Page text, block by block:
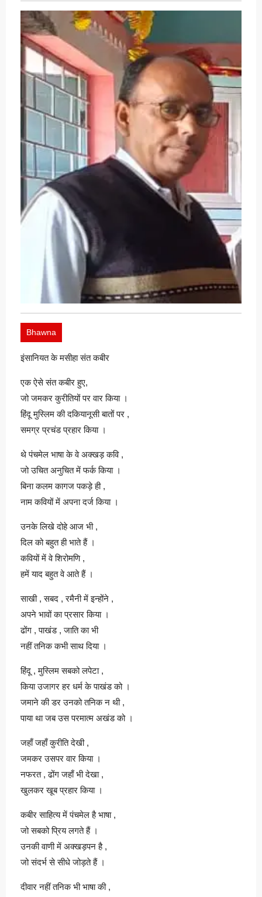
Bhawna
इंसानियत के मसीहा संत कबीर
एक ऐसे संत कबीर हुए,
जो जमकर कुरीतियों पर वार किया ।
हिंदू मुस्लिम की दकियानूसी बातों पर ,
समग्र प्रचंड प्रहार किया ।
थे पंचमेल भाषा के वे अक्खड़ कवि ,
जो उचित अनुचित में फर्क किया ।
बिना कलम कागज पकड़े ही ,
नाम कवियों में अपना दर्ज किया ।
उनके लिखे दोहे आज भी ,
दिल को बहुत ही भाते हैं ।
कवियों में वे शिरोमणि ,
हमें याद बहुत वे आते हैं ।
साखी , सबद , रमैनी में इन्होंने ,
अपने भावों का प्रसार किया ।
ढोंग , पाखंड , जाति का भी
नहीं तनिक कभी साथ दिया ।
हिंदू , मुस्लिम सबको लपेटा ,
किया उजागर हर धर्म के पाखंड को ।
जमाने की डर उनको तनिक न थी ,
पाया था जब उस परमात्म अखंड को ।
जहाँ जहाँ कुरीति देखी ,
जमकर उसपर वार किया ।
नफरत , ढोंग जहाँ भी देखा ,
खुलकर खूब प्रहार किया ।
कबीर साहित्य में पंचमेल है भाषा ,
जो सबको प्रिय लगते हैं ।
उनकी वाणी में अक्खड़पन है ,
जो संदर्भ से सीधे जोड़ते हैं ।
दीवार नहीं तनिक भी भाषा की ,